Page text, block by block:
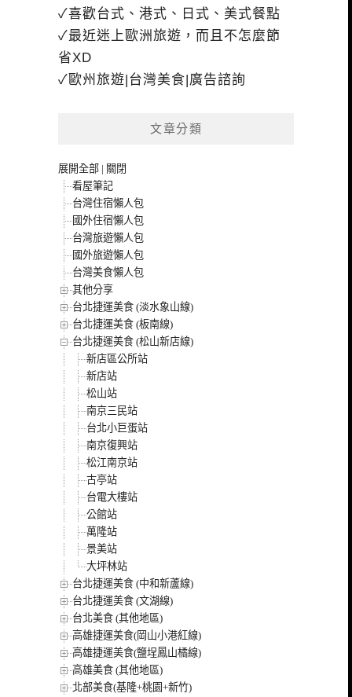
✓喜歡台式、港式、日式、美式餐點
✓最近迷上歐洲旅遊，而且不怎麼節
省XD
✓歐州旅遊|台灣美食|廣告諮詢
文章分類
展開全部 | 關閉
看屋筆記
台灣住宿懶人包
國外住宿懶人包
台灣旅遊懶人包
國外旅遊懶人包
台灣美食懶人包
其他分享
台北捷運美食 (淡水象山線)
台北捷運美食 (板南線)
台北捷運美食 (松山新店線)
新店區公所站
新店站
松山站
南京三民站
台北小巨蛋站
南京復興站
松江南京站
古亭站
台電大樓站
公館站
萬隆站
景美站
大坪林站
台北捷運美食 (中和新蘆線)
台北捷運美食 (文湖線)
台北美食 (其他地區)
高雄捷運美食(岡山小港紅線)
高雄捷運美食(鹽埕鳳山橘線)
高雄美食 (其他地區)
北部美食(基隆+桃園+新竹)